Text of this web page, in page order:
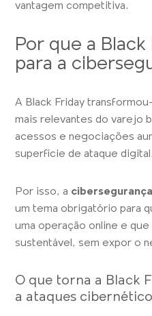
vantagem competitiva.
Por que a
para a
A Black Friday
mais relevantes do varejo
acessos e negociações
superfície de ataque digital.
Por isso, a
um tema obrigatório para
uma operação online e
sustentável, sem expor o
O que torna a Black
a ataques